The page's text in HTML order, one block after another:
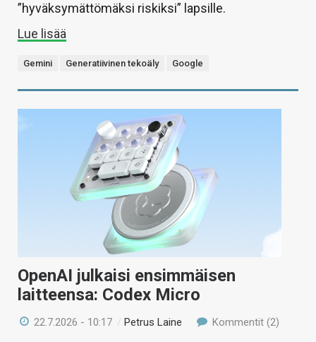
”hyväksymättömäksi riskiksi” lapsille.
Lue lisää
Gemini Generatiivinen tekoäly Google
OpenAI julkaisi ensimmäisen
laitteensa: Codex Micro
22.7.2026 - 10:17 / Petrus Laine Kommentit (2)